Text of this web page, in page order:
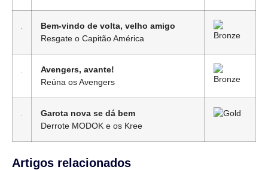
Bem-vindo de volta, velho amigo
Resgate o Capitão América
Avengers, avante!
Reúna os Avengers
Garota nova se dá bem
Derrote MODOK e os Kree
Artigos relacionados